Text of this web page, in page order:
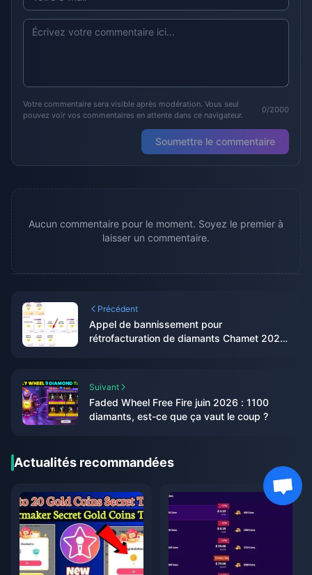
Votre commentaire sera visible après modération. Vous seul
pouvez voir vos commentaires en attente dans ce navigateur.
0/2000
Soumettre le commentaire
Aucun commentaire pour le moment. Soyez le premier à
laisser un commentaire.
Précédent
Appel de bannissement pour
rétrofacturation de diamants Chamet 2026
Suivant
Faded Wheel Free Fire juin 2026 : 1100
diamants, est-ce que ça vaut le coup ?
Actualités recommandées